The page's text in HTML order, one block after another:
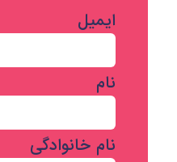
ایمیل
نام
نام خانوادگی